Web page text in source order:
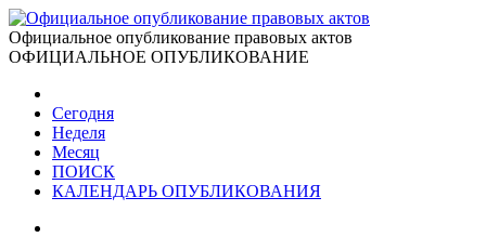
Официальное опубликование правовых актов
ОФИЦИАЛЬНОЕ ОПУБЛИКОВАНИЕ
Сегодня
Неделя
Месяц
ПОИСК
КАЛЕНДАРЬ ОПУБЛИКОВАНИЯ